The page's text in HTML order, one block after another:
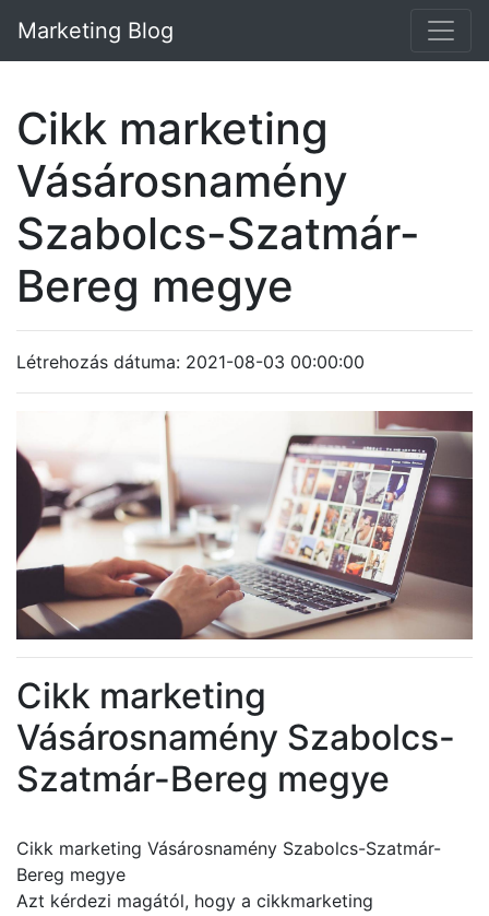
Marketing Blog
Cikk marketing
Vásárosnamény
Szabolcs-Szatmár-
Bereg megye
Létrehozás dátuma: 2021-08-03 00:00:00
Cikk marketing
Vásárosnamény Szabolcs-
Szatmár-Bereg megye
Cikk marketing Vásárosnamény Szabolcs-Szatmár-
Bereg megye
Azt kérdezi magától, hogy a cikkmarketing